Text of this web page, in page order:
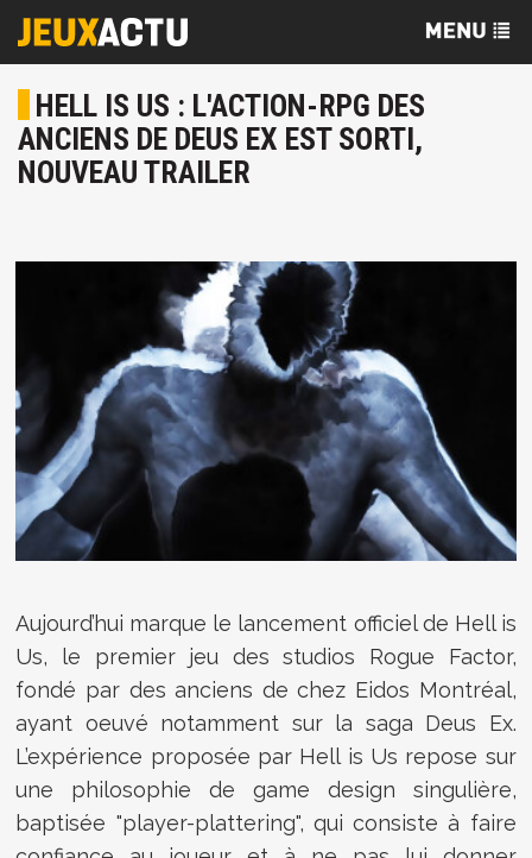
HELL IS US : L'ACTION-RPG DES
ANCIENS DE DEUS EX EST SORTI,
NOUVEAU TRAILER
Aujourd’hui marque le lancement officiel de Hell is
Us, le premier jeu des studios Rogue Factor,
fondé par des anciens de chez Eidos Montréal,
ayant oeuvé notamment sur la saga Deus Ex.
L’expérience proposée par Hell is Us repose sur
une philosophie de game design singulière,
baptisée "player-plattering", qui consiste à faire